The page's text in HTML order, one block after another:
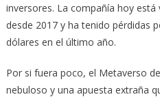
inversores. La compañía hoy
desde 2017 y ha tenido pérdidas
dólares en el último año.
Por si fuera poco, el Metaverso
nebuloso y una apuesta extraña